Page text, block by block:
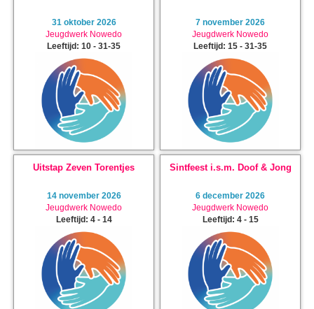
31 oktober 2026
Jeugdwerk Nowedo
Leeftijd: 10 - 31-35
7 november 2026
Jeugdwerk Nowedo
Leeftijd: 15 - 31-35
Uitstap Zeven Torentjes
14 november 2026
Jeugdwerk Nowedo
Leeftijd: 4 - 14
Sintfeest i.s.m. Doof & Jong
6 december 2026
Jeugdwerk Nowedo
Leeftijd: 4 - 15